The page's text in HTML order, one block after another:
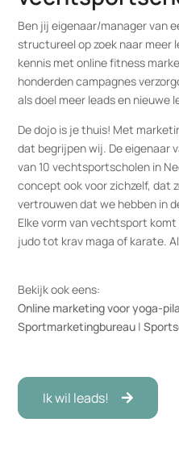
Ben jij eigenaar/manager van
structureel op zoek naar meer
kennis met online fitness
honderden campagnes
als doel meer leads en nieuwe
De dojo is je thuis! Met
dat begrijpen wij. De eigenaar
van 10 vechtsportscholen in
concept ook voor zichzelf, dat
vertrouwen dat we hebben in
Elke vorm van vechtsport
judo tot krav maga of karate.
Bekijk ook eens:
Online marketing voor yoga-
Sportmarketingbureau |
Ik wil leads!